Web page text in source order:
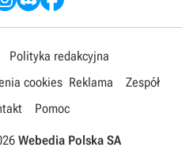
Polityka redakcyjna
cookies Reklama
Zespół
Pomoc
Webedia Polska SA